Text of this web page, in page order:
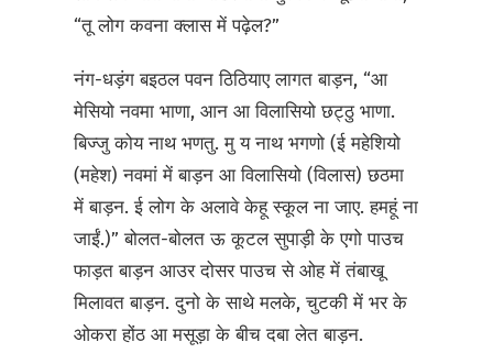
“तू लोग कवना क्लास में पढ़ेल?”
नंग-धड़ंग बइठल पवन ठिठियाए लागत बाड़न, “आ
मेसियो नवमा भाणा, आन आ विलासियो छट्ठु भाणा.
बिज्जु कोय नाथ भणतु. मु य नाथ भगणो (ई महेशियो
(महेश) नवमां में बाड़न आ विलासियो (विलास) छठमा
में बाड़न. ई लोग के अलावे केहू स्कूल ना जाए. हमहूं ना
जाईं.)” बोलत-बोलत ऊ कूटल सुपाड़ी के एगो पाउच
फाड़त बाड़न आउर दोसर पाउच से ओह में तंबाखू
मिलावत बाड़न. दुनो के साथे मलके, चुटकी में भर के
ओकरा होंठ आ मसूड़ा के बीच दबा लेत बाड़न.